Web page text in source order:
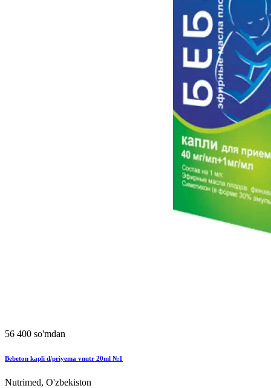
56 400 so'mdan
Bebeton kapli d/priyema vnutr 20ml №1
Nutrimed, O'zbekiston